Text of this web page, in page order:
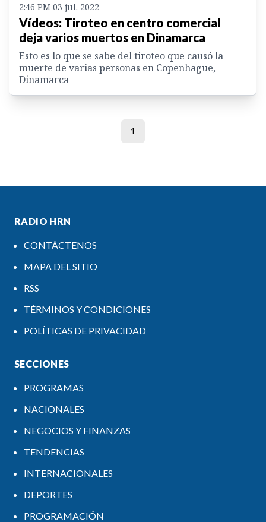
2:46 PM 03 jul. 2022
Vídeos: Tiroteo en centro comercial
deja varios muertos en Dinamarca
Esto es lo que se sabe del tiroteo que causó la
muerte de varias personas en Copenhague,
Dinamarca
1
RADIO HRN
CONTÁCTENOS
MAPA DEL SITIO
RSS
TÉRMINOS Y CONDICIONES
POLÍTICAS DE PRIVACIDAD
SECCIONES
PROGRAMAS
NACIONALES
NEGOCIOS Y FINANZAS
TENDENCIAS
INTERNACIONALES
DEPORTES
PROGRAMACIÓN